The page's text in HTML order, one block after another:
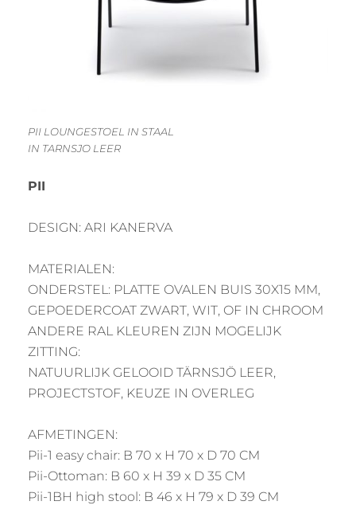
PII LOUNGESTOEL IN STAAL
IN TARNSJO LEER
PII
DESIGN: ARI KANERVA
MATERIALEN:
ONDERSTEL: PLATTE OVALEN BUIS 30X15 MM,
GEPOEDERCOAT ZWART, WIT, OF IN CHROOM
ANDERE RAL KLEUREN ZIJN MOGELIJK
ZITTING:
NATUURLIJK GELOOID TÄRNSJÖ LEER,
PROJECTSTOF, KEUZE IN OVERLEG
AFMETINGEN:
Pii-1 easy chair: B 70 x H 70 x D 70 CM
Pii-Ottoman: B 60 x H 39 x D 35 CM
Pii-1BH high stool: B 46 x H 79 x D 39 CM